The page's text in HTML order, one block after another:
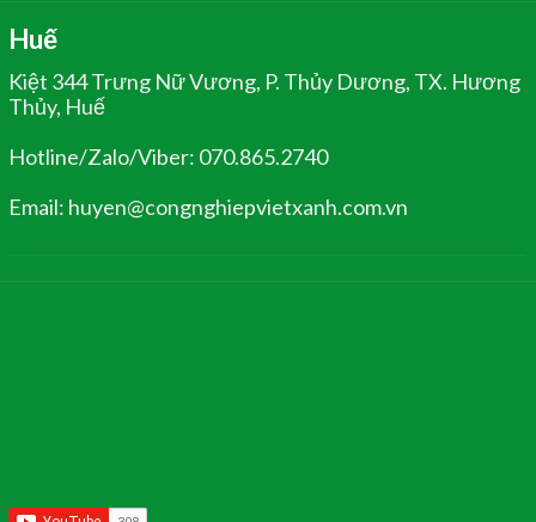
Huế
Kiệt 344 Trưng Nữ Vương, P. Thủy Dương, TX. Hương
Thủy, Huế
Hotline/Zalo/Viber: 070.865.2740
Email: huyen@congnghiepvietxanh.com.vn